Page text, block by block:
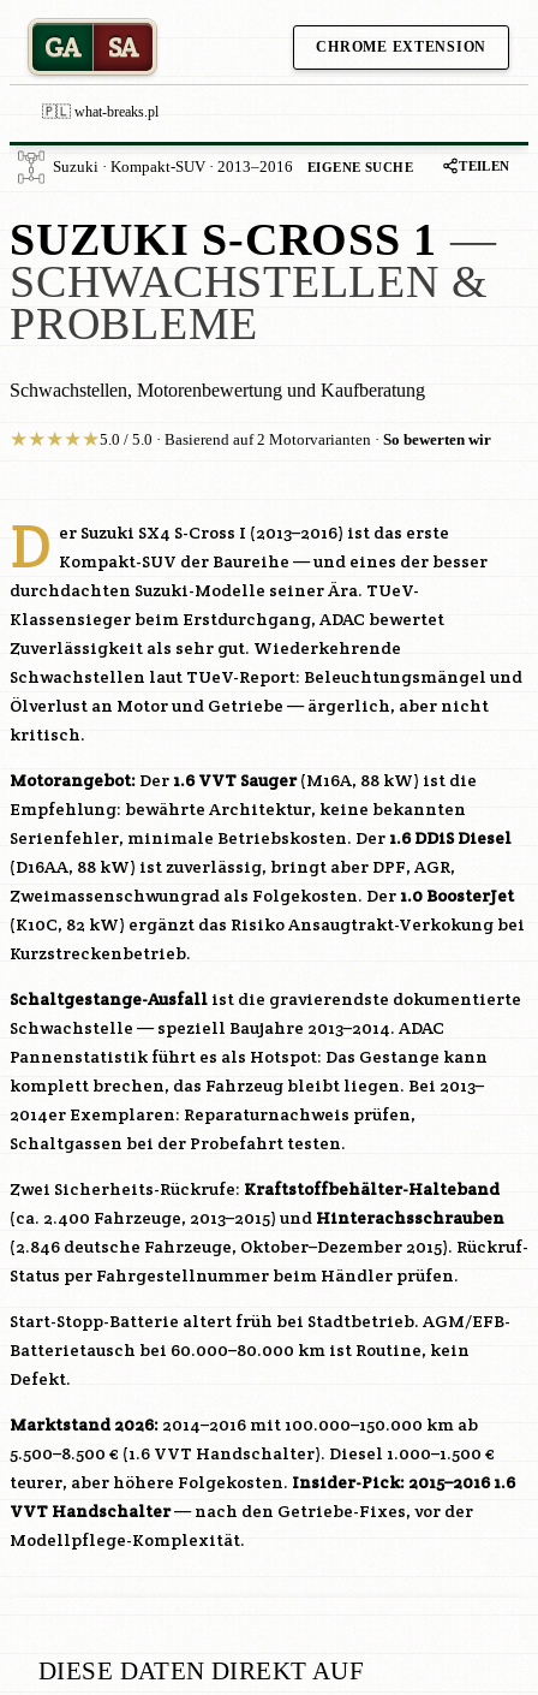
GA SA CHROME EXTENSION
🇵🇱 what-breaks.pl
Suzuki · Kompakt-SUV · 2013–2016 EIGENE SUCHE TEILEN
SUZUKI S-CROSS 1 —
SCHWACHSTELLEN &
PROBLEME
Schwachstellen, Motorenbewertung und Kaufberatung
★★★★★5.0 / 5.0 · Basierend auf 2 Motorvarianten · So bewerten wir
D er Suzuki SX4 S-Cross I (2013–2016) ist das erste
Kompakt-SUV der Baureihe — und eines der besser
durchdachten Suzuki-Modelle seiner Ära. TUeV-
Klassensieger beim Erstdurchgang, ADAC bewertet
Zuverlässigkeit als sehr gut. Wiederkehrende
Schwachstellen laut TUeV-Report: Beleuchtungsmängel und
Ölverlust an Motor und Getriebe — ärgerlich, aber nicht
kritisch.
Motorangebot: Der 1.6 VVT Sauger(M16A, 88 kW) ist die
Empfehlung: bewährte Architektur, keine bekannten
Serienfehler, minimale Betriebskosten. Der 1.6 DDiS Diesel
(D16AA, 88 kW) ist zuverlässig, bringt aber DPF, AGR,
Zweimassenschwungrad als Folgekosten. Der 1.0 BoosterJet
(K10C, 82 kW) ergänzt das Risiko Ansaugtrakt-Verkokung bei
Kurzstreckenbetrieb.
Schaltgestange-Ausfall ist die gravierendste dokumentierte
Schwachstelle — speziell Baujahre 2013–2014. ADAC
Pannenstatistik führt es als Hotspot: Das Gestange kann
komplett brechen, das Fahrzeug bleibt liegen. Bei 2013–
2014er Exemplaren: Reparaturnachweis prüfen,
Schaltgassen bei der Probefahrt testen.
Zwei Sicherheits-Rückrufe: Kraftstoffbehälter-Halteband
(ca. 2.400 Fahrzeuge, 2013–2015) und Hinterachsschrauben
(2.846 deutsche Fahrzeuge, Oktober–Dezember 2015). Rückruf-
Status per Fahrgestellnummer beim Händler prüfen.
Start-Stopp-Batterie altert früh bei Stadtbetrieb. AGM/EFB-
Batterietausch bei 60.000–80.000 km ist Routine, kein
Defekt.
Marktstand 2026: 2014–2016 mit 100.000–150.000 km ab
5.500–8.500 € (1.6 VVT Handschalter). Diesel 1.000–1.500 €
teurer, aber höhere Folgekosten. Insider-Pick: 2015–2016 1.6
VVT Handschalter— nach den Getriebe-Fixes, vor der
Modellpflege-Komplexität.
DIESE DATEN DIREKT AUF